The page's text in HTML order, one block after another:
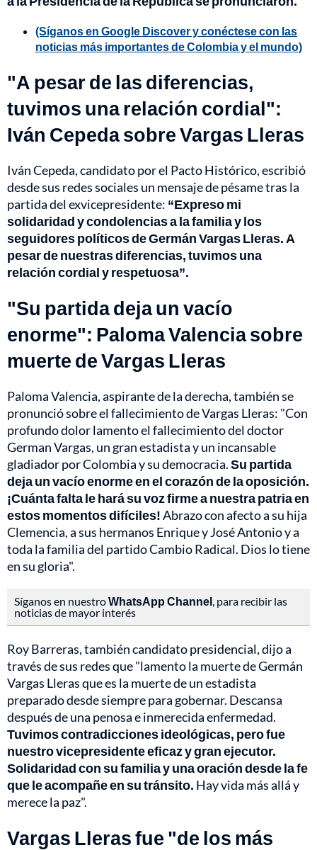
(Síganos en Google Discover y conéctese con las
noticias más importantes de Colombia y el mundo)
"A pesar de las diferencias,
tuvimos una relación cordial":
Iván Cepeda sobre Vargas Lleras
Iván Cepeda, candidato por el Pacto Histórico, escribió
desde sus redes sociales un mensaje de pésame tras la
partida del exvicepresidente: “Expreso mi
solidaridad y condolencias a la familia y los
seguidores políticos de Germán Vargas Lleras. A
pesar de nuestras diferencias, tuvimos una
relación cordial y respetuosa”.
"Su partida deja un vacío
enorme": Paloma Valencia sobre
muerte de Vargas Lleras
Paloma Valencia, aspirante de la derecha, también se
pronunció sobre el fallecimiento de Vargas Lleras: "Con
profundo dolor lamento el fallecimiento del doctor
German Vargas, un gran estadista y un incansable
gladiador por Colombia y su democracia.Su partida
deja un vacío enorme en el corazón de la oposición.
¡Cuánta falta le hará su voz firme a nuestra patria en
estos momentos difíciles!Abrazo con afecto a su hija
Clemencia, a sus hermanos Enrique y José Antonio y a
toda la familia del partido Cambio Radical. Dios lo tiene
en su gloria".
Síganos en nuestroWhatsApp Channel , para recibir las
noticias de mayor interés
Roy Barreras, también candidato presidencial, dijo a
través de sus redes que "lamento la muerte de Germán
Vargas Lleras que es la muerte de un estadista
preparado desde siempre para gobernar. Descansa
después de una penosa e inmerecida enfermedad.
Tuvimos contradicciones ideológicas, pero fue
nuestro vicepresidente eficaz y gran ejecutor.
Solidaridad con su familia y una oración desde la fe
que le acompañe en su tránsito. Hay vida más allá y
merece la paz".
Vargas Lleras fue "de los más